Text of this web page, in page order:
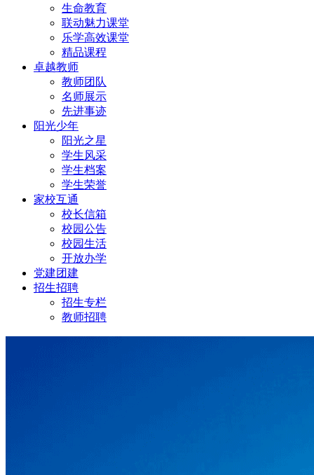
生命教育
联动魅力课堂
乐学高效课堂
精品课程
卓越教师
教师团队
名师展示
先进事迹
阳光少年
阳光之星
学生风采
学生档案
学生荣誉
家校互通
校长信箱
校园公告
校园生活
开放办学
党建团建
招生招聘
招生专栏
教师招聘